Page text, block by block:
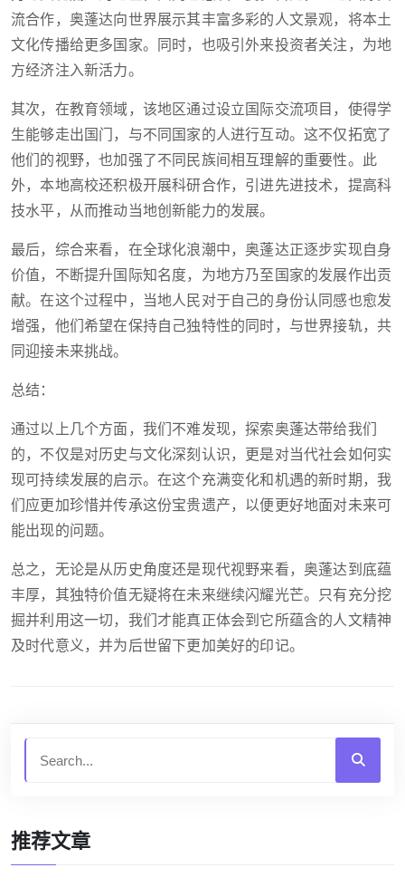
流合作，奥蓬达向世界展示其丰富多彩的人文景观，将本土
文化传播给更多国家。同时，也吸引外来投资者关注，为地
方经济注入新活力。
其次，在教育领域，该地区通过设立国际交流项目，使得学
生能够走出国门，与不同国家的人进行互动。这不仅拓宽了
他们的视野，也加强了不同民族间相互理解的重要性。此
外，本地高校还积极开展科研合作，引进先进技术，提高科
技水平，从而推动当地创新能力的发展。
最后，综合来看，在全球化浪潮中，奥蓬达正逐步实现自身
价值，不断提升国际知名度，为地方乃至国家的发展作出贡
献。在这个过程中，当地人民对于自己的身份认同感也愈发
增强，他们希望在保持自己独特性的同时，与世界接轨，共
同迎接未来挑战。
总结：
通过以上几个方面，我们不难发现，探索奥蓬达带给我们
的，不仅是对历史与文化深刻认识，更是对当代社会如何实
现可持续发展的启示。在这个充满变化和机遇的新时期，我
们应更加珍惜并传承这份宝贵遗产，以便更好地面对未来可
能出现的问题。
总之，无论是从历史角度还是现代视野来看，奥蓬达到底蕴
丰厚，其独特价值无疑将在未来继续闪耀光芒。只有充分挖
掘并利用这一切，我们才能真正体会到它所蕴含的人文精神
及时代意义，并为后世留下更加美好的印记。
推荐文章